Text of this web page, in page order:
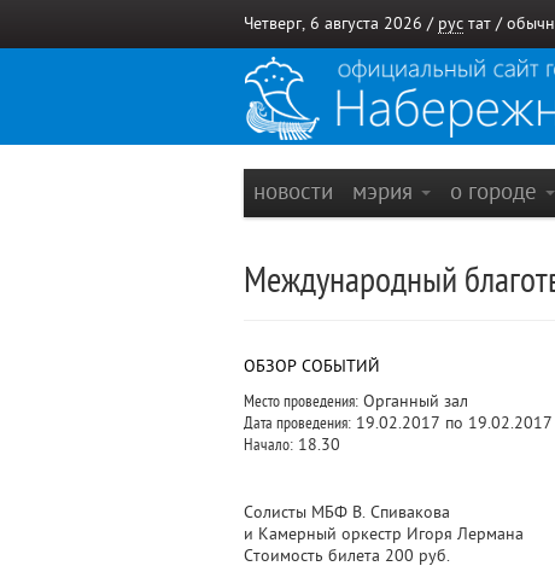
Четверг, 6 августа 2026 / рус тат /
новости мэрия о городе
Международный
ОБЗОР СОБЫТИЙ
Место проведения: Органный зал
Дата проведения: 19.02.2017 по 19.02.2017
Начало: 18.30
Солисты МБФ В. Спивакова
и Камерный оркестр Игоря Лермана
Стоимость билета 200 руб.